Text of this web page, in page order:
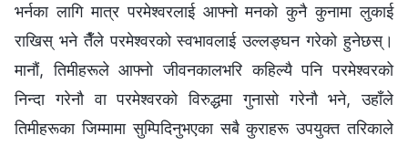
भर्नका लागि मात्र परमेश्‍वरलाई आफ्नो मनको कुनै कुनामा लुकाई
राखिस् भने तैँले परमेश्‍वरको स्वभावलाई उल्‍लङ्घन गरेको हुनेछस्।
मानौं, तिमीहरूले आफ्नो जीवनकालभरि कहिल्यै पनि परमेश्‍वरको
निन्दा गरेनौ वा परमेश्‍वरको विरुद्धमा गुनासो गरेनौ भने, उहाँले
तिमीहरूका जिम्मामा सुम्पिदिनुभएका सबै कुराहरू उपयुक्त तरिकाले